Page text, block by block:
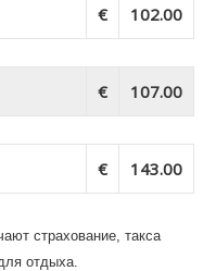
€ 102.00
€ 107.00
€ 143.00
страхование, такса
отдыха.